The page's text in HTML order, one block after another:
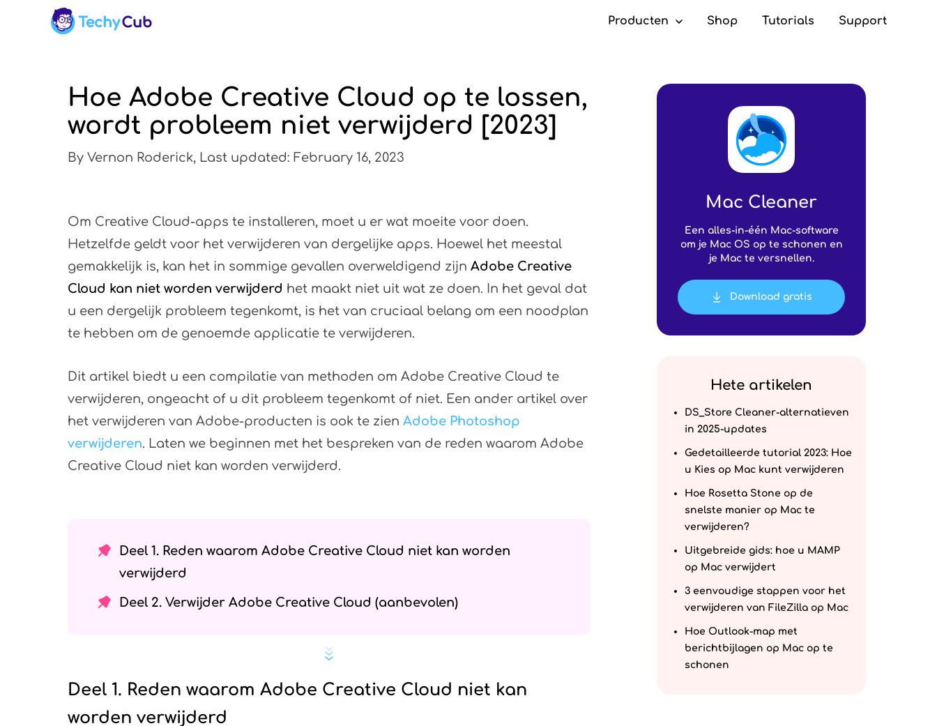
Producten
Mac Cleaner
Shop Tutorials Support
Hoe Adobe Creative Cloud op te lossen,
wordt probleem niet verwijderd [2023]
By Vernon Roderick, Last updated: February 16, 2023
Om Creative Cloud-apps te installeren, moet u er wat moeite voor doen.
Hetzelfde geldt voor het verwijderen van dergelijke apps. Hoewel het meestal
gemakkelijk is, kan het in sommige gevallen overweldigend zijn Adobe Creative
Cloud kan niet worden verwijderd het maakt niet uit wat ze doen. In het geval dat
u een dergelijk probleem tegenkomt, is het van cruciaal belang om een ​​noodplan
te hebben om de genoemde applicatie te verwijderen.
Dit artikel biedt u een compilatie van methoden om Adobe Creative Cloud te
verwijderen, ongeacht of u dit probleem tegenkomt of niet. Een ander artikel over
het verwijderen van Adobe-producten is ook te zien Adobe Photoshop
verwijderen. Laten we beginnen met het bespreken van de reden waarom Adobe
Creative Cloud niet kan worden verwijderd.
Deel 1. Reden waarom Adobe Creative Cloud niet kan worden
verwijderd
Deel 2. Verwijder Adobe Creative Cloud (aanbevolen)
Deel 1. Reden waarom Adobe Creative Cloud niet kan
worden verwijderd
Mac Cleaner
Een alles-in-één Mac-software
om je Mac OS op te schonen en
je Mac te versnellen.
Download gratis
Hete artikelen
DS_Store Cleaner-alternatieven
in 2025-updates
Gedetailleerde tutorial 2023: Hoe
u Kies op Mac kunt verwijderen
Hoe Rosetta Stone op de
snelste manier op Mac te
verwijderen?
Uitgebreide gids: hoe u MAMP
op Mac verwijdert
3 eenvoudige stappen voor het
verwijderen van FileZilla op Mac
Hoe Outlook-map met
berichtbijlagen op Mac op te
schonen